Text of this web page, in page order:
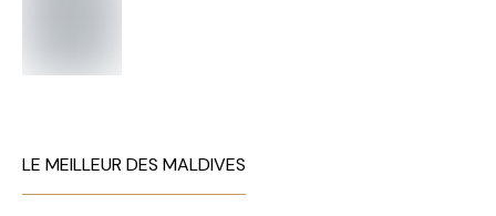
LE MEILLEUR DES MALDIVES